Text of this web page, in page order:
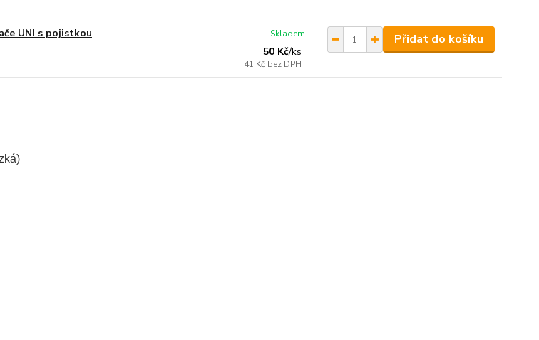
UNI s pojistkou
50 Kč/ks
41 Kč bez DPH
Skladem Přidat do košíku